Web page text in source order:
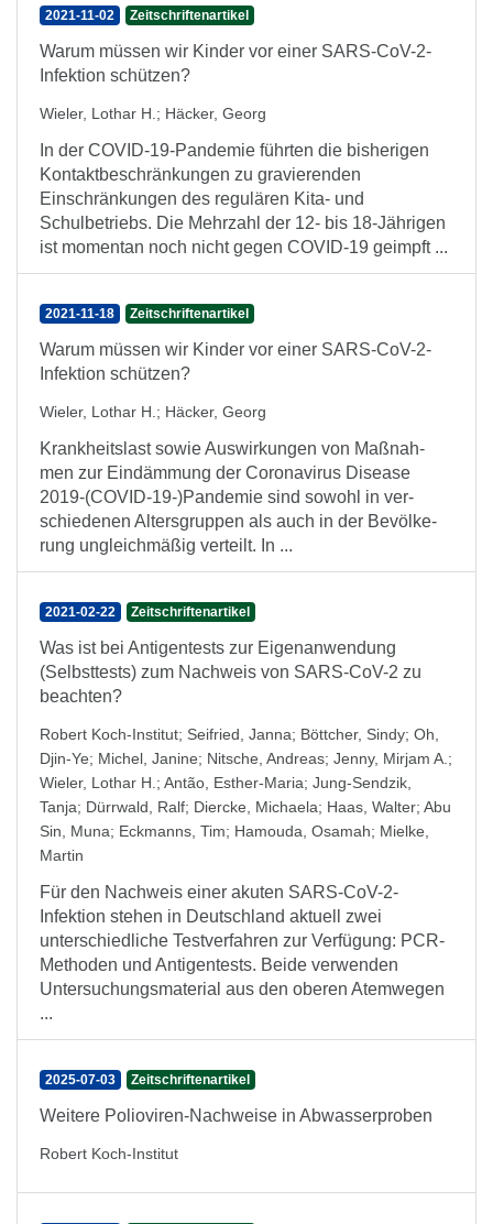
2021-11-02 Zeitschriftenartikel
Warum müssen wir Kinder vor einer SARS-CoV-2-
Infektion schützen?
Wieler, Lothar H. ; Häcker, Georg
In der COVID-19-Pandemie führten die bisherigen
Kontaktbeschränkungen zu gravierenden
Einschränkungen des regulären Kita- und
Schulbetriebs. Die Mehrzahl der 12- bis 18-Jährigen
ist momentan noch nicht gegen COVID-19 geimpft ...
2021-11-18 Zeitschriftenartikel
Warum müssen wir Kinder vor einer SARS-CoV-2-
Infektion schützen?
Wieler, Lothar H. ; Häcker, Georg
Krankheitslast sowie Auswirkungen von Maßnah-
men zur Eindämmung der Coronavirus Disease
2019-(COVID-19-)Pandemie sind sowohl in ver-
schiedenen Altersgruppen als auch in der Bevölke-
rung ungleichmäßig verteilt. In ...
2021-02-22 Zeitschriftenartikel
Was ist bei Antigentests zur Eigenanwendung
(Selbsttests) zum Nachweis von SARS-CoV-2 zu
beachten?
Robert Koch-Institut; Seifried, Janna; Böttcher, Sindy; Oh,
Djin-Ye; Michel, Janine; Nitsche, Andreas; Jenny, Mirjam A. ;
Wieler, Lothar H. ; Antão, Esther-Maria; Jung-Sendzik,
Tanja; Dürrwald, Ralf; Diercke, Michaela; Haas, Walter; Abu
Sin, Muna; Eckmanns, Tim; Hamouda, Osamah; Mielke,
Martin
Für den Nachweis einer akuten SARS-CoV-2-
Infektion stehen in Deutschland aktuell zwei
unterschiedliche Testverfahren zur Verfügung: PCR-
Methoden und Antigentests. Beide verwenden
Untersuchungsmaterial aus den oberen Atemwegen
...
2025-07-03 Zeitschriftenartikel
Weitere Polioviren-Nachweise in Abwasserproben
Robert Koch-Institut